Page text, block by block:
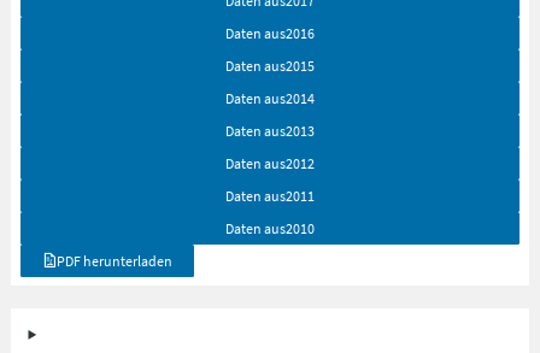
Daten aus2016
Daten aus2015
Daten aus2014
Daten aus2013
Daten aus2012
Daten aus2011
Daten aus2010
PDF herunterladen